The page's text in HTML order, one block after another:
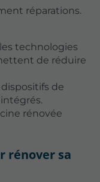
réparations.
technologies
de réduire
de
rénovée
rénover sa